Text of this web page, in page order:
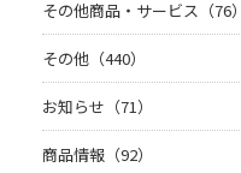
その他商品・サービス（76）
その他（440）
お知らせ（71）
商品情報（92）